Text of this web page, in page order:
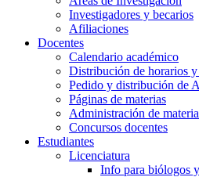
Investigadores y becarios
Afiliaciones
Docentes
Calendario académico
Distribución de horarios y
Pedido y distribución de
Páginas de materias
Administración de
Concursos docentes
Estudiantes
Licenciatura
Info para biólogos